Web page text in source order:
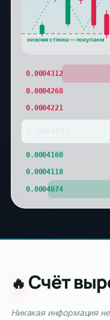
нижняя стенка — покупаем
0.0004312
0.0004268
0.0004221
0.0004160
0.0004118
0.0004074
🔥 Счёт
Никакая информация